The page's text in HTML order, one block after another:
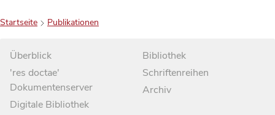
Startseite Publikationen
Überblick
'res doctae'
Dokumentenserver
Digitale Bibliothek
Bibliothek
Schriftenreihen
Archiv